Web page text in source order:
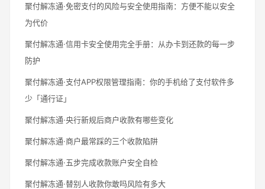
聚付解冻通·免密支付的风险与安全使用指南：方便不能以安全
为代价
聚付解冻通·信用卡安全使用完全手册：从办卡到还款的每一步
防护
聚付解冻通·支付APP权限管理指南：你的手机给了支付软件多
少「通行证」
聚付解冻通·央行新规后商户收款有哪些变化
聚付解冻通·商户最常踩的三个收款陷阱
聚付解冻通·五步完成收款账户安全自检
聚付解冻通·替别人收款你敢吗风险有多大